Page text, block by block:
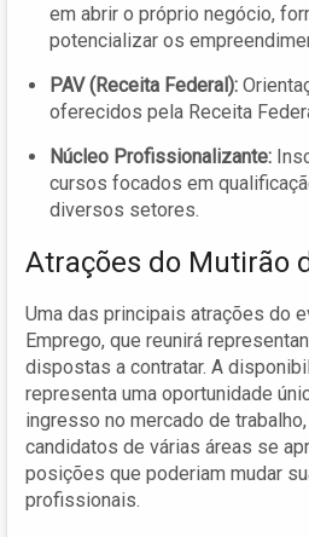
em abrir o próprio negócio,
potencializar os
PAV (Receita Federal):
oferecidos pela Receita
Núcleo Profissionalizante:
cursos focados em
diversos setores.
Atrações do Mutirão
Uma das principais atrações do
Emprego, que reunirá
dispostas a contratar. A
representa uma oportunidade
ingresso no mercado de
candidatos de várias áreas se
posições que poderiam mudar
profissionais.